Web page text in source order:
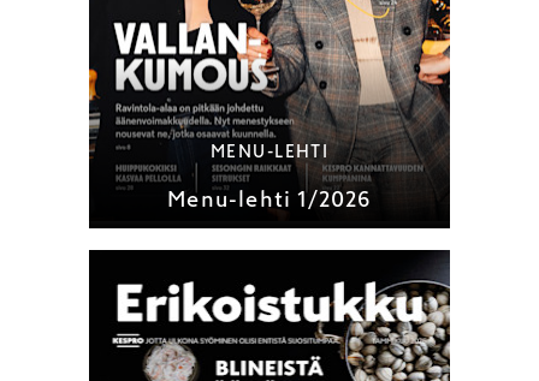
MENU-LEHTI
Menu-lehti 1/2026